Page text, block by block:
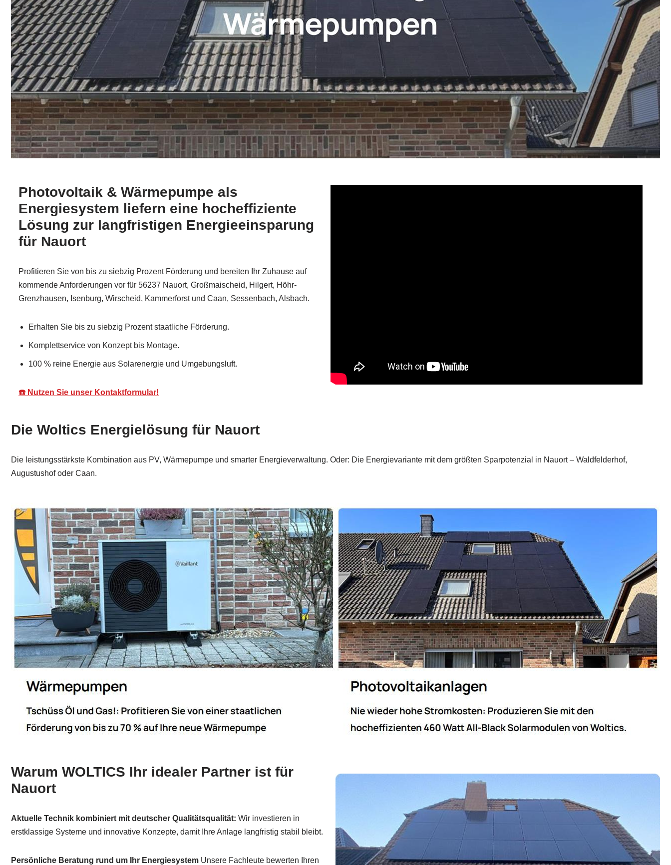
Photovoltaik & Wärmepumpe als
Energiesystem liefern eine hocheffiziente
Lösung zur langfristigen Energieeinsparung
für Nauort
Profitieren Sie von bis zu siebzig Prozent Förderung und bereiten Ihr Zuhause auf
kommende Anforderungen vor für 56237 Nauort, Großmaischeid, Hilgert, Höhr-
Grenzhausen, Isenburg, Wirscheid, Kammerforst und Caan, Sessenbach, Alsbach.
Erhalten Sie bis zu siebzig Prozent staatliche Förderung.
Komplettservice von Konzept bis Montage.
100 % reine Energie aus Solarenergie und Umgebungsluft.
☎️ Nutzen Sie unser Kontaktformular!
Die Woltics Energielösung für Nauort
Die leistungsstärkste Kombination aus PV, Wärmepumpe und smarter Energieverwaltung. Oder: Die Energievariante mit dem größten Sparpotenzial in Nauort – Waldfelderhof,
Augustushof oder Caan.
Warum WOLTICS Ihr idealer Partner ist für
Nauort
Aktuelle Technik kombiniert mit deutscher Qualitätsqualität: Wir investieren in
erstklassige Systeme und innovative Konzepte, damit Ihre Anlage langfristig stabil bleibt.
Persönliche Beratung rund um Ihr Energiesystem Unsere Fachleute bewerten Ihren